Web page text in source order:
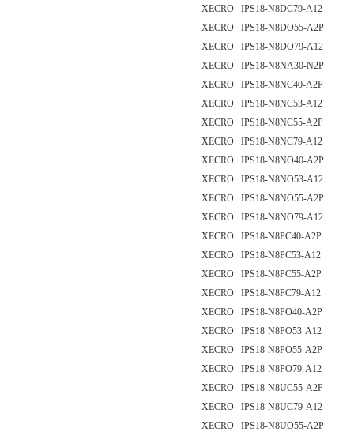
XECRO IPS18-N8DC79-A12
XECRO IPS18-N8DO55-A2P
XECRO IPS18-N8DO79-A12
XECRO IPS18-N8NA30-N2P
XECRO IPS18-N8NC40-A2P
XECRO IPS18-N8NC53-A12
XECRO IPS18-N8NC55-A2P
XECRO IPS18-N8NC79-A12
XECRO IPS18-N8NO40-A2P
XECRO IPS18-N8NO53-A12
XECRO IPS18-N8NO55-A2P
XECRO IPS18-N8NO79-A12
XECRO IPS18-N8PC40-A2P
XECRO IPS18-N8PC53-A12
XECRO IPS18-N8PC55-A2P
XECRO IPS18-N8PC79-A12
XECRO IPS18-N8PO40-A2P
XECRO IPS18-N8PO53-A12
XECRO IPS18-N8PO55-A2P
XECRO IPS18-N8PO79-A12
XECRO IPS18-N8UC55-A2P
XECRO IPS18-N8UC79-A12
XECRO IPS18-N8UO55-A2P